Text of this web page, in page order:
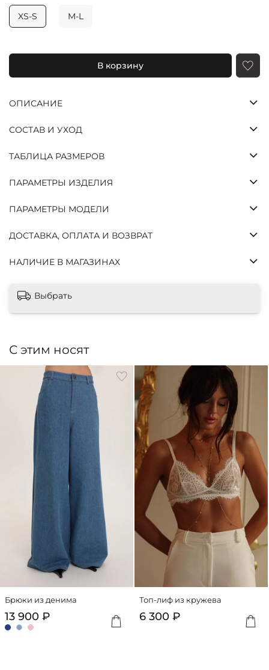
три платежа
с шагом в две
25%
сегодня
Через
неделинеделинедель
Без
и
как
картой.
Оплатите
стоимости,
— тремя
платежами
раз в две
недели.
Заказ от
Подробную
информацию
работе
сервиса
можно
посмотреть
сайте
dolyame.ru
В корзину
XS-S M-L
ОПИСАНИЕ
ТАБЛИЦА РАЗМЕРОВ
СОСТАВ И УХОД
ПАРАМЕТРЫ ИЗДЕЛИЯ
ПАРАМЕТРЫ МОДЕЛИ
ДОСТАВКА, ОПЛАТА И ВОЗВРАТ
НАЛИЧИЕ В МАГАЗИНАХ
Выбрать
С этим носят
Брюки из денима
13 900 ₽ Добавить
Топ-лиф из кружева
6 300 ₽